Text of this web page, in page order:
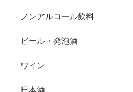
ノンアルコール飲料
ビール・発泡酒
ワイン
日本酒